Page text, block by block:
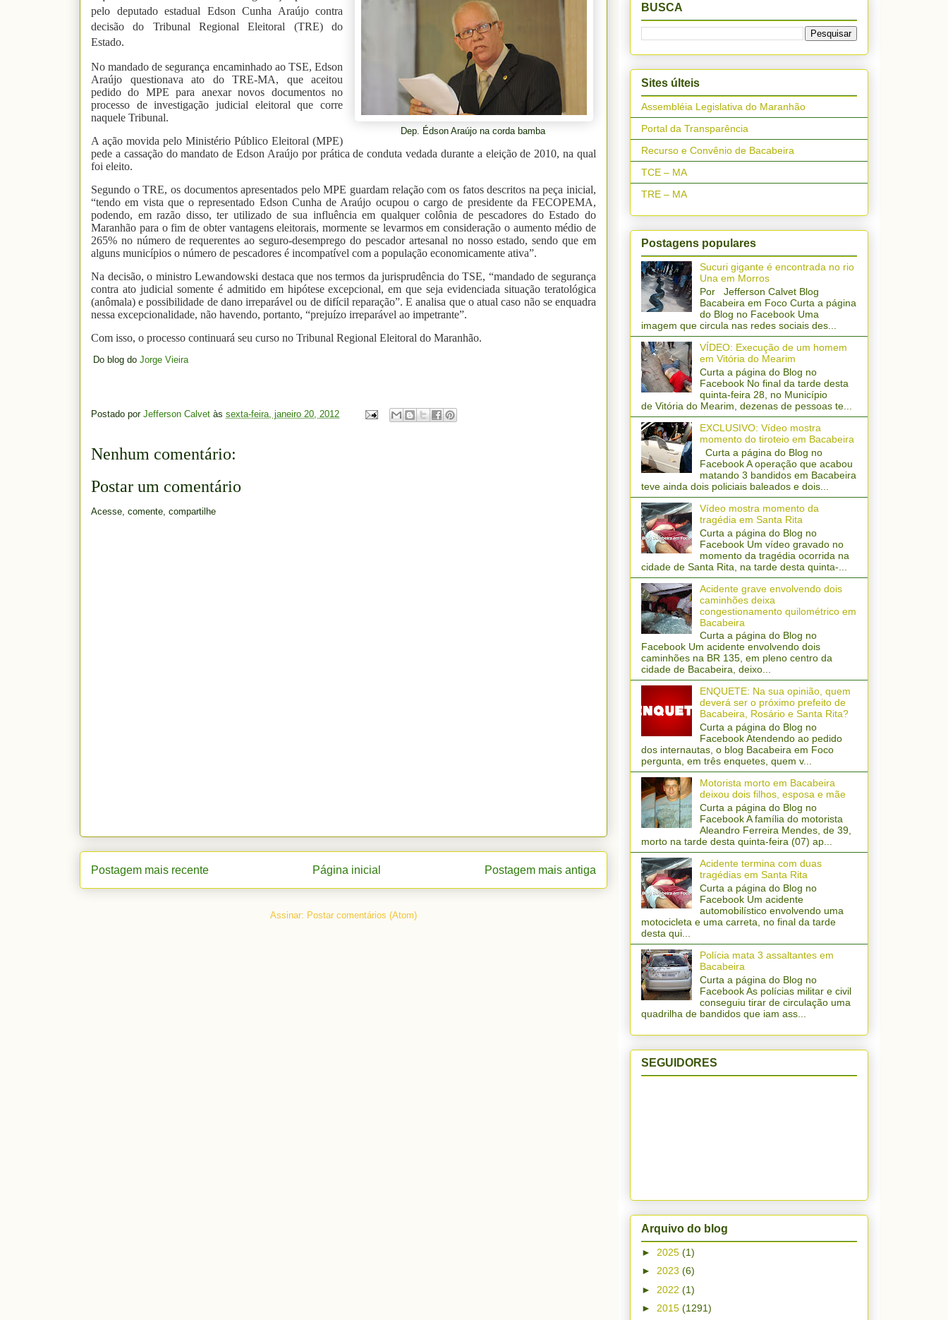
Dep. Édson Araújo na corda bamba
pelo deputado estadual Edson Cunha Araújo contra
decisão do Tribunal Regional Eleitoral (TRE) do
Estado.
No mandado de segurança encaminhado ao TSE, Edson
Araújo questionava ato do TRE-MA, que aceitou
pedido do MPE para anexar novos documentos no
processo de investigação judicial eleitoral que corre
naquele Tribunal.
A ação movida pelo Ministério Público Eleitoral (MPE)
pede a cassação do mandato de Edson Araújo por prática de conduta vedada durante a eleição de 2010, na qual
foi eleito.
Segundo o TRE, os documentos apresentados pelo MPE guardam relação com os fatos descritos na peça inicial,
“tendo em vista que o representado Edson Cunha de Araújo ocupou o cargo de presidente da FECOPEMA,
podendo, em razão disso, ter utilizado de sua influência em qualquer colônia de pescadores do Estado do
Maranhão para o fim de obter vantagens eleitorais, mormente se levarmos em consideração o aumento médio de
265% no número de requerentes ao seguro-desemprego do pescador artesanal no nosso estado, sendo que em
alguns municípios o número de pescadores é incompatível com a população economicamente ativa”.
Na decisão, o ministro Lewandowski destaca que nos termos da jurisprudência do TSE, “mandado de segurança
contra ato judicial somente é admitido em hipótese excepcional, em que seja evidenciada situação teratológica
(anômala) e possibilidade de dano irreparável ou de difícil reparação”. E analisa que o atual caso não se enquadra
nessa excepcionalidade, não havendo, portanto, “prejuízo irreparável ao impetrante”.
Com isso, o processo continuará seu curso no Tribunal Regional Eleitoral do Maranhão.
Do blog do Jorge Vieira
Postado por Jefferson Calvet às sexta-feira, janeiro 20, 2012
Nenhum comentário:
Postar um comentário
Acesse, comente, compartilhe
Postagem mais recente Postagem mais antiga
Página inicial
Assinar: Postar comentários (Atom)
BUSCA
Sites últeis
Assembléia Legislativa do Maranhão
Portal da Transparência
Recurso e Convênio de Bacabeira
TCE – MA
TRE – MA
Postagens populares
Sucuri gigante é encontrada no rio
Una em Morros
Por Jefferson Calvet Blog
Bacabeira em Foco Curta a página
do Blog no Facebook Uma
imagem que circula nas redes sociais des...
VÍDEO: Execução de um homem
em Vitória do Mearim
Curta a página do Blog no
Facebook No final da tarde desta
quinta-feira 28, no Município
de Vitória do Mearim, dezenas de pessoas te...
EXCLUSIVO: Vídeo mostra
momento do tiroteio em Bacabeira
Curta a página do Blog no
Facebook A operação que acabou
matando 3 bandidos em Bacabeira
teve ainda dois policiais baleados e dois...
Vídeo mostra momento da
tragédia em Santa Rita
Curta a página do Blog no
Facebook Um vídeo gravado no
momento da tragédia ocorrida na
cidade de Santa Rita, na tarde desta quinta-...
Acidente grave envolvendo dois
caminhões deixa
congestionamento quilométrico em
Bacabeira
Curta a página do Blog no
Facebook Um acidente envolvendo dois
caminhões na BR 135, em pleno centro da
cidade de Bacabeira, deixo...
ENQUETE: Na sua opinião, quem
deverá ser o próximo prefeito de
Bacabeira, Rosário e Santa Rita?
Curta a página do Blog no
Facebook Atendendo ao pedido
dos internautas, o blog Bacabeira em Foco
pergunta, em três enquetes, quem v...
Motorista morto em Bacabeira
deixou dois filhos, esposa e mãe
Curta a página do Blog no
Facebook A família do motorista
Aleandro Ferreira Mendes, de 39,
morto na tarde desta quinta-feira (07) ap...
Acidente termina com duas
tragédias em Santa Rita
Curta a página do Blog no
Facebook Um acidente
automobilístico envolvendo uma
motocicleta e uma carreta, no final da tarde
desta qui...
Polícia mata 3 assaltantes em
Bacabeira
Curta a página do Blog no
Facebook As polícias militar e civil
conseguiu tirar de circulação uma
quadrilha de bandidos que iam ass...
SEGUIDORES
Arquivo do blog
► 2025 (1)
► 2023 (6)
► 2022 (1)
► 2015 (1291)